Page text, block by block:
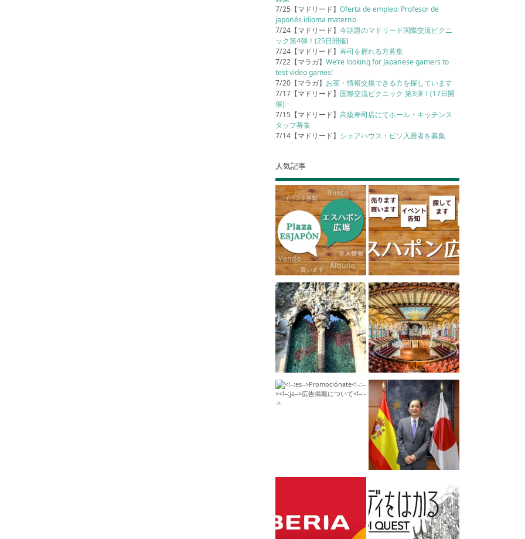
7/25【マドリード】Oferta de empleo: Profesor de
japonés idioma materno
7/24【マドリード】今話題のマドリード国際交流ピクニ
ック第4弾！(25日開催)
7/24【マドリード】寿司を握れる方募集
7/22【マラガ】We’re looking for Japanese gamers to
test video games!
7/20【マラガ】 お茶・情報交換できる方を探しています
7/17【マドリード】 国際交流ピクニック 第3弾！(17日開
催)
7/15【マドリード】高級寿司店にてホール・キッチンス
タッフ募集
7/14【マドリード】 シェアハウス・ピソ入居者を募集
人気記事